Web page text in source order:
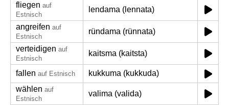
fliegen auf
Estnisch
lendama (lennata)
angreifen auf
Estnisch
ründama (rünnata)
verteidigen auf
Estnisch
kaitsma (kaitsta)
fallen auf Estnisch
kukkuma (kukkuda)
wählen auf
Estnisch
valima (valida)